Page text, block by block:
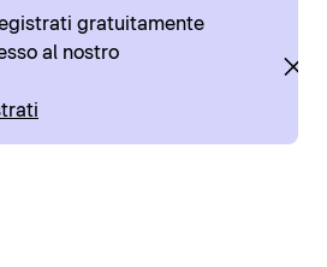
gratuitamente
al nostro